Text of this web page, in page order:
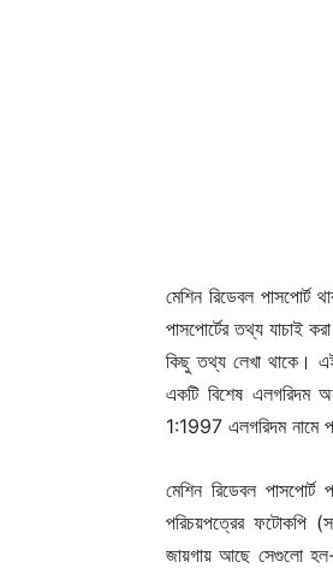
মেশিন রিডেবল পাসপোর্ট
পাসপোর্টের তথ্য যাচাই
কিছু তথ্য লেখা থাকে।
একটি বিশেষ এলগরিদম
1:1997 এলগরিদম নামে
মেশিন রিডেবল
পরিচয়পত্রের ফটোকপি
জায়গায় আছে সেগুলো হল-